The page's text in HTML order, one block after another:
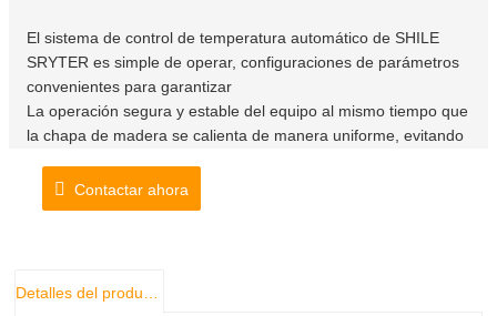
El sistema de control de temperatura automático de SHILE
SRYTER es simple de operar, configuraciones de parámetros
convenientes para garantizar
La operación segura y estable del equipo al mismo tiempo que
la chapa de madera se calienta de manera uniforme, evitando
¡Chapa agrietada!
Contactar ahora
Detalles del producto